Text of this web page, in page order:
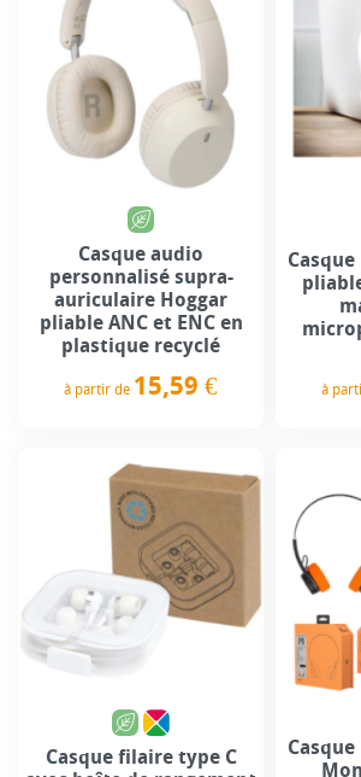
Casque audio
personnalisé supra-
auriculaire Hoggar
pliable ANC et ENC en
plastique recyclé
à partir de 15,59 € à
Casque filaire type C